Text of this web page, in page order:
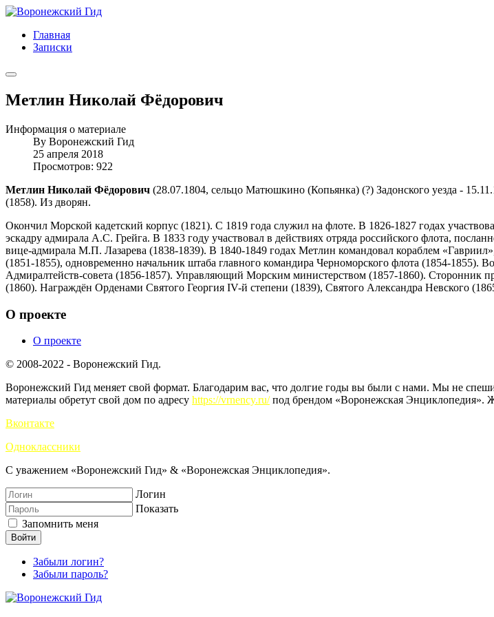
Главная
Записки
Метлин Николай Фёдорович
Информация о материале
By Воронежский Гид
25 апреля 2018
Просмотров: 922
Метлин Николай Фёдорович (28.07.1804, сельцо Матюшкино (Копьянка) (?) Задонского уезда -
(1858). Из дворян.
Окончил Морской кадетский корпус (1821). С 1819 года служил на флоте. В 1826-1827 годах
эскадру адмирала А.С. Грейга. В 1833 году участвовал в действиях отряда российского флота,
вице-адмирала М.П. Лазарева (1838-1839). В 1840-1849 годах Метлин командовал кораблем
(1851-1855), одновременно начальник штаба главного командира Черноморского флота (1854-
Адмиралтейств-совета (1856-1857). Управляющий Морским министерством (1857-1860). Сторонник
(1860). Награждён Орденами Святого Георгия IV-й степени (1839), Святого Александра Невского
О проекте
О проекте
© 2008-2022 - Воронежский Гид.
Воронежский Гид меняет свой формат. Благодарим вас, что долгие годы вы были с нами. Мы не
материалы обретут свой дом по адресу https://vrnency.ru/под брендом «Воронежская Энциклопедия».
Вконтакте
Одноклассники
С уважением «Воронежский Гид» & «Воронежская Энциклопедия».
Логин
Показать
Запомнить меня
Войти
Забыли логин?
Забыли пароль?